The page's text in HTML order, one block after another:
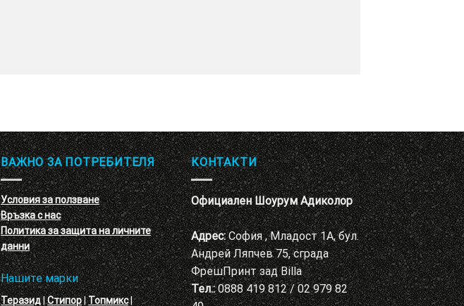
ВАЖНО ЗА ПОТРЕБИТЕЛЯ
Условия за ползване
Връзка с нас
Политика за защита на личните
данни
Нашите марки
Теразид|Стипор|Топмикс|
КОНТАКТИ
Официален Шоурум Адиколор
Адрес:София , Младост 1А, бул.
Андрей Ляпчев 75, сграда
ФрешПринт зад Billa
Тел.:0888 419 812 / 02 979 82